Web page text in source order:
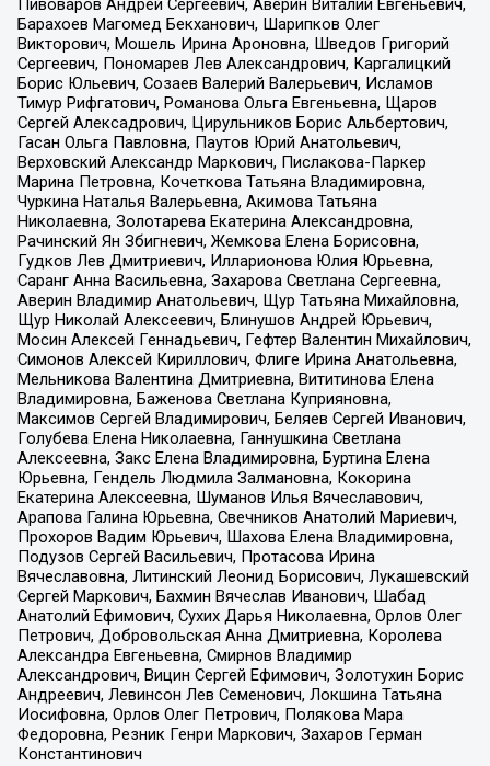
Пивоваров Андрей Сергеевич, Аверин Виталий Евгеньевич,
Барахоев Магомед Бекханович, Шарипков Олег
Викторович, Мошель Ирина Ароновна, Шведов Григорий
Сергеевич, Пономарев Лев Александрович, Каргалицкий
Борис Юльевич, Созаев Валерий Валерьевич, Исламов
Тимур Рифгатович, Романова Ольга Евгеньевна, Щаров
Сергей Алексадрович, Цирульников Борис Альбертович,
Гасан Ольга Павловна, Паутов Юрий Анатольевич,
Верховский Александр Маркович, Пислакова-Паркер
Марина Петровна, Кочеткова Татьяна Владимировна,
Чуркина Наталья Валерьевна, Акимова Татьяна
Николаевна, Золотарева Екатерина Александровна,
Рачинский Ян Збигневич, Жемкова Елена Борисовна,
Гудков Лев Дмитриевич, Илларионова Юлия Юрьевна,
Саранг Анна Васильевна, Захарова Светлана Сергеевна,
Аверин Владимир Анатольевич, Щур Татьяна Михайловна,
Щур Николай Алексеевич, Блинушов Андрей Юрьевич,
Мосин Алексей Геннадьевич, Гефтер Валентин Михайлович,
Симонов Алексей Кириллович, Флиге Ирина Анатольевна,
Мельникова Валентина Дмитриевна, Вититинова Елена
Владимировна, Баженова Светлана Куприяновна,
Максимов Сергей Владимирович, Беляев Сергей Иванович,
Голубева Елена Николаевна, Ганнушкина Светлана
Алексеевна, Закс Елена Владимировна, Буртина Елена
Юрьевна, Гендель Людмила Залмановна, Кокорина
Екатерина Алексеевна, Шуманов Илья Вячеславович,
Арапова Галина Юрьевна, Свечников Анатолий Мариевич,
Прохоров Вадим Юрьевич, Шахова Елена Владимировна,
Подузов Сергей Васильевич, Протасова Ирина
Вячеславовна, Литинский Леонид Борисович, Лукашевский
Сергей Маркович, Бахмин Вячеслав Иванович, Шабад
Анатолий Ефимович, Сухих Дарья Николаевна, Орлов Олег
Петрович, Добровольская Анна Дмитриевна, Королева
Александра Евгеньевна, Смирнов Владимир
Александрович, Вицин Сергей Ефимович, Золотухин Борис
Андреевич, Левинсон Лев Семенович, Локшина Татьяна
Иосифовна, Орлов Олег Петрович, Полякова Мара
Федоровна, Резник Генри Маркович, Захаров Герман
Константинович